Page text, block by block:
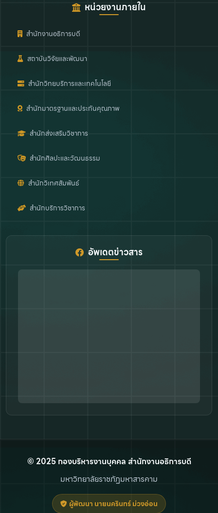
หน่วยงานภายใน
สำนักงานอธิการบดี
สถาบันวิจัยและพัฒนา
สำนักวิทยบริการและเทคโนโลยี
สำนักมาตรฐานและประกันคุณภาพ
สำนักส่งเสริมวิชาการ
สำนักศิลปะและวัฒนธรรม
สำนักวิเทศสัมพันธ์
สำนักบริการวิชาการ
อัพเดตข่าวสาร
© 2025 กองบริหารงานบุคคล สำนักงานอธิการบดี
มหาวิทยาลัยราชภัฏมหาสารคาม
ผู้พัฒนา นายนครินทร์ ม่วงอ่อน